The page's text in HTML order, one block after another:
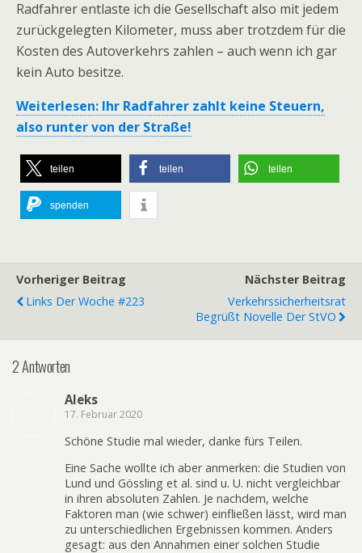
Radfahrer entlaste ich die Gesellschaft also mit jedem
zurückgelegten Kilometer, muss aber trotzdem für die
Kosten des Autoverkehrs zahlen – auch wenn ich gar
kein Auto besitze.
Weiterlesen: Ihr Radfahrer zahlt keine Steuern,
also runter von der Straße!
teilen teilen teilen
spenden
Vorheriger Beitrag
Links Der Woche #223
Nächster Beitrag
Verkehrssicherheitsrat
Begrüßt Novelle Der StVO
2 Antworten
Aleks
17. Februar 2020
Schöne Studie mal wieder, danke fürs Teilen.
Eine Sache wollte ich aber anmerken: die Studien von
Lund und Gössling et al. sind u. U. nicht vergleichbar
in ihren absoluten Zahlen. Je nachdem, welche
Faktoren man (wie schwer) einfließen lässt, wird man
zu unterschiedlichen Ergebnissen kommen. Anders
gesagt: aus den Annahmen einer solchen Studie